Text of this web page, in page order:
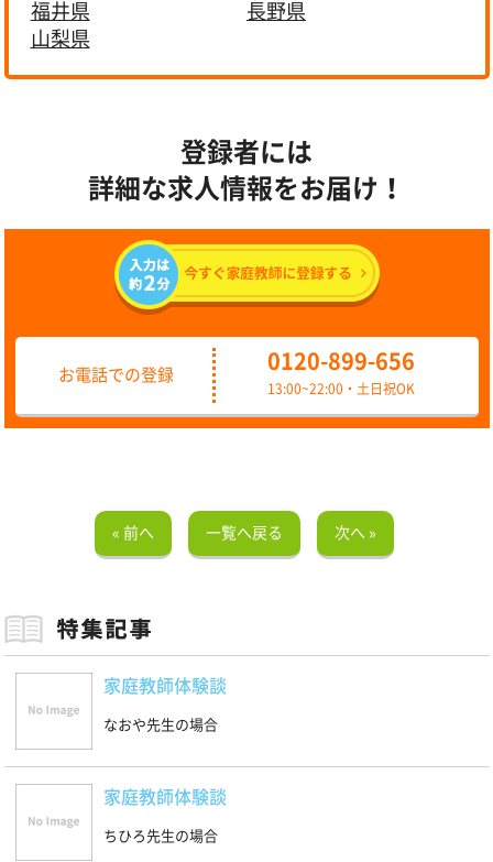
福井県
長野県
山梨県
登録者には
詳細な求人情報をお届け！
お電話での登録
0120-899-656
13:00~22:00・土日祝OK
« 前へ 一覧へ戻る 次へ »
家庭教師体験談
なおや先生の場合
家庭教師体験談
ちひろ先生の場合